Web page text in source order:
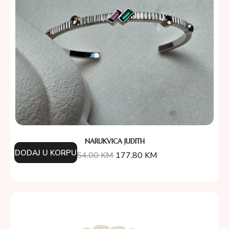
NARUKVICA JUDITH
254.00KM 177.80 KM
DODAJ U KORPU